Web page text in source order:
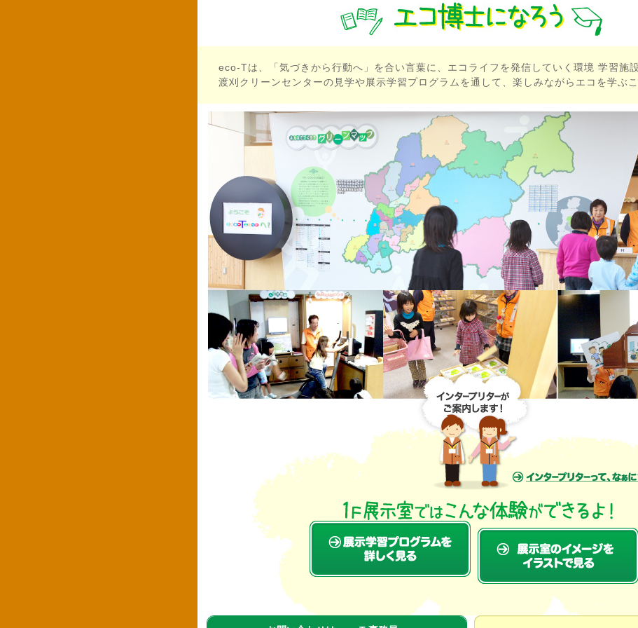
eco-Tは、「気づきから行動へ」を合い言葉に、エコライフを発信していく環境 学習施設
渡刈クリーンセンターの見学や展示学習プログラムを通して、楽しみながらエコを学ぶこ